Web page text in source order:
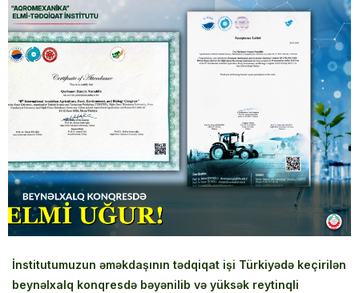
İnstitutumuzun əməkdaşının tədqiqat işi Türkiyədə keçirilən
beynəlxalq konqresdə bəyənilib və yüksək reytinqli
‹ ›